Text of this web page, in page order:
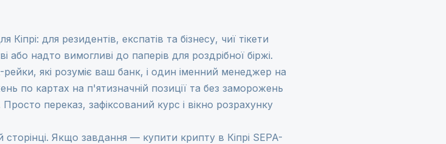
для резидентів, експатів та бізнесу, чиї тікети
надто вимогливі до паперів для роздрібної біржі.
які розуміє ваш банк, і один іменний менеджер на
по картах на п'ятизначній позиції та без заморожень
переказ, зафіксований курс і вікно розрахунку
сторінці. Якщо завдання — купити крипту в Кіпрі SEPA-